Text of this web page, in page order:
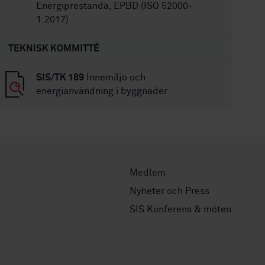
Energiprestanda, EPBD (ISO 52000-
1:2017)
TEKNISK KOMMITTÉ
SIS/TK 189 Innemiljö och
energianvändning i byggnader
Medlem
Nyheter och Press
SIS Konferens & möten